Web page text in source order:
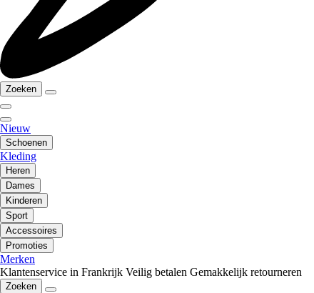
Zoeken
Nieuw
Schoenen
Kleding
Heren
Dames
Kinderen
Sport
Accessoires
Promoties
Merken
Klantenservice in Frankrijk Veilig betalen Gemakkelijk retourneren
Zoeken